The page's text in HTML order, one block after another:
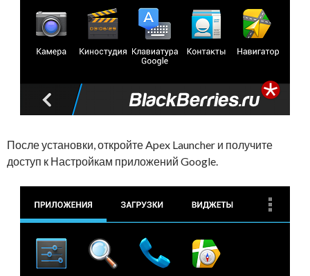
После установки, откройте Apex Launcher и получите
доступ к Настройкам приложений Google.